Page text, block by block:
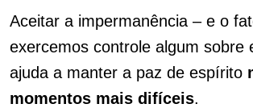
Aceitar a impermanência – e o
exercemos controle algum
ajuda a manter a paz de espírito
momentos mais difíceis.